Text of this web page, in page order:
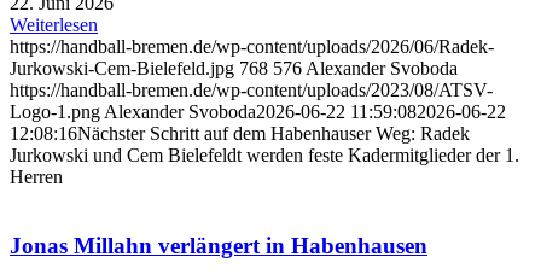
Weiterlesen
https://handball-bremen.de/wp-content/uploads/2026/06/Radek-
Jurkowski-Cem-Bielefeld.jpg 768 576Alexander Svoboda
https://handball-bremen.de/wp-content/uploads/2023/08/ATSV-
Logo-1.pngAlexander Svoboda2026-06-22 11:59:082026-06-22
12:08:16Nächster Schritt auf dem Habenhauser Weg: Radek
Jurkowski und Cem Bielefeldt werden feste Kadermitglieder der 1.
Herren
Jonas Millahn verlängert in Habenhausen